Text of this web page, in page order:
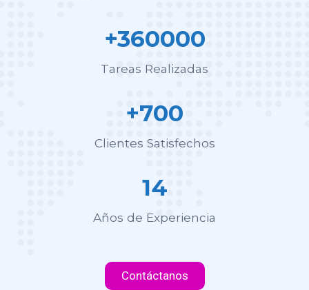
+360000
Tareas Realizadas
+700
Clientes Satisfechos
14
Años de Experiencia
Contáctanos